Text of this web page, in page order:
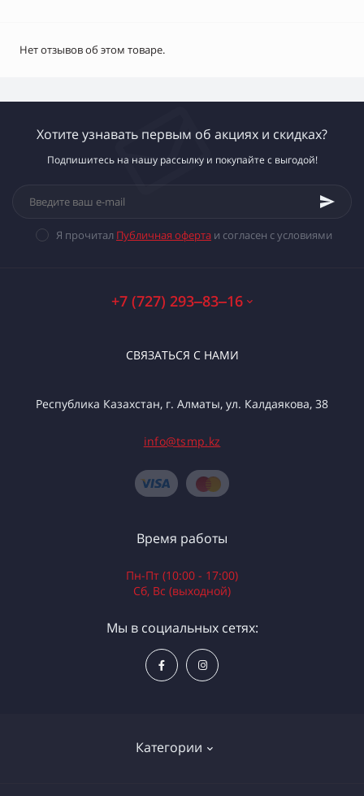
Нет отзывов об этом товаре.
Хотите узнавать первым об акциях и скидках?
Подпишитесь на нашу рассылку и покупайте с выгодой!
Я прочитал Публичная оферта и согласен с условиями
+7 (727) 293‒83‒16
СВЯЗАТЬСЯ С НАМИ
Республика Казахстан, г. Алматы, ул. Калдаякова, 38
info@tsmp.kz
Категории
Время работы
Пн-Пт (10:00 - 17:00)
Сб, Вс (выходной)
Мы в социальных сетях: